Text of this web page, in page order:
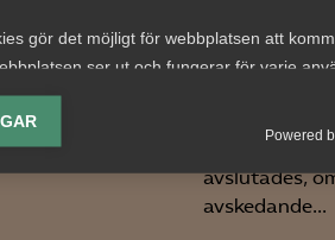
gör det möjligt för webbplatsen att
ser ut och fungerar för varje
region, språk eller färgschema.
hjälper oss förbättra webbplatsen
Powered
till att Almega
rådgivning kring
–
LAS och
parterna om
avslutades,
avskedande...